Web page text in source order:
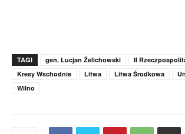
TAGI gen. Lucjan Źelichowski II
Kresy Wschodnie
Litwa Litwa Środkowa
Wilno